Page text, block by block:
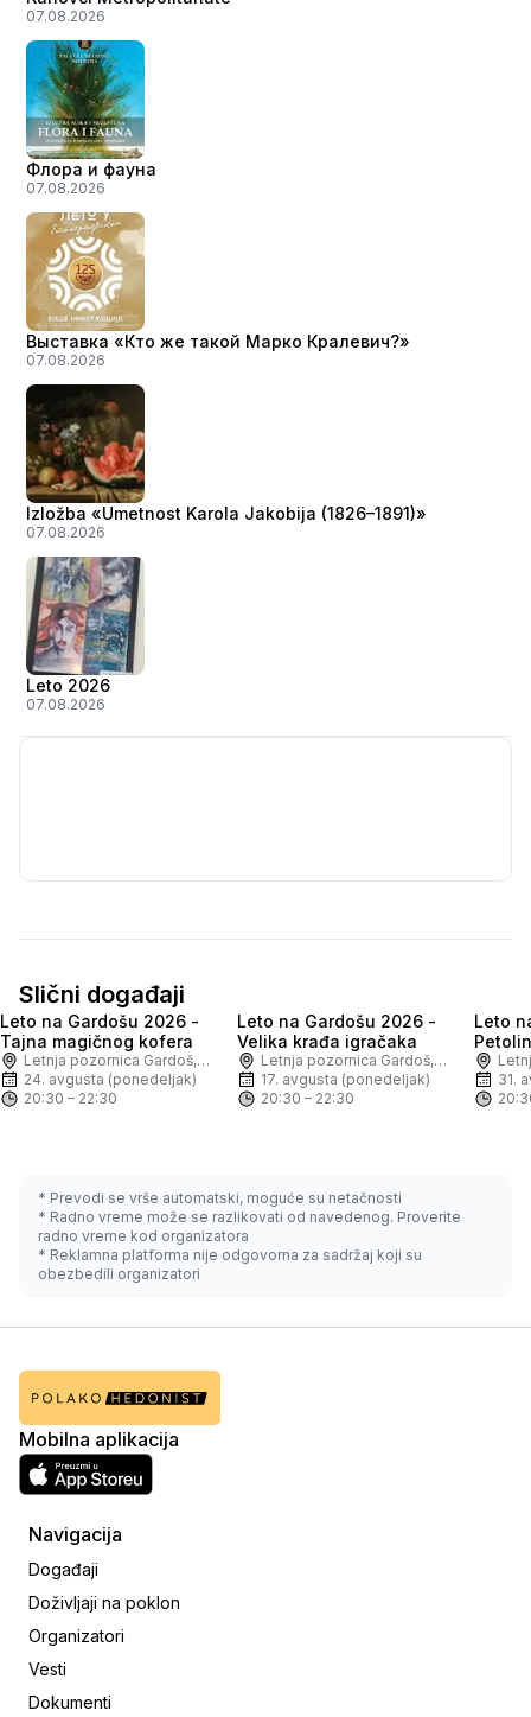
07.08.2026
Флора и фауна
07.08.2026
Выставка «Кто же такой Марко Кралевич?»
07.08.2026
Izložba «Umetnost Karola Jakobija (1826–1891)»
07.08.2026
Leto 2026
07.08.2026
Slični događaji
Po zahtevu
Leto na Gardošu 2026 -
Tajna magičnog kofera
Letnja pozornica Gardoš,
Zemun
24. avgusta (ponedeljak)
20:30 – 22:30
Po zahtevu
Leto na Gardošu 2026 -
Velika krađa igračaka
Letnja pozornica Gardoš,
Zemun
17. avgusta (ponedeljak)
20:30 – 22:30
Leto
31.
* Prevodi se vrše automatski, moguće su netačnosti
* Radno vreme može se razlikovati od navedenog. Proverite
radno vreme kod organizatora
* Reklamna platforma nije odgovorna za sadržaj koji su
obezbedili organizatori
Mobilna aplikacija
Navigacija
Događaji
Doživljaji na poklon
Organizatori
Vesti
Dokumenti